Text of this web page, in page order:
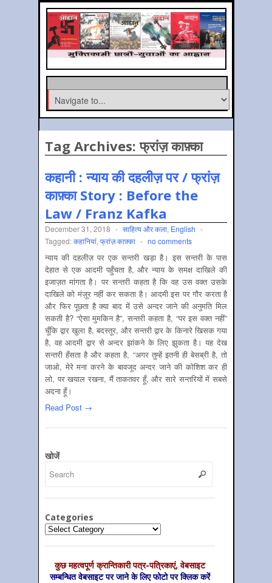
Tag Archives:फ्रांज़ काफ़्का
कहानी : न्याय की दहलीज़ पर / फ्रांज़
काफ़्का Story : Before the
Law / Franz Kafka
December 31, 2018 - साहित्‍य और कला, English -
Tagged:कहानियां, फ्रांज़ काफ़्का - no comments
न्याय की दहलीज़ पर एक सन्तरी खड़ा है। इस सन्तरी के पास
देहात से एक आदमी पहुँचता है, और न्याय के समक्ष दाखिले की
इजाज़त मांगता है। पर सन्तरी कहता है कि वह उस वक्त उसके
दाखिले को मंज़ूर नहीं कर सकता है। आदमी इस पर गौर करता है
और फिर पूछता है क्या बाद में उसे अन्दर जाने की अनुमति मिल
सकती है? “ऐसा मुमकिन है”, सन्तरी कहता है, “पर इस वक्त नहीं”
चूँकि द्वार खुला है, बदस्तूर, और सन्तरी द्वार के किनारे खिसक गया
है, वह आदमी द्वार से अन्दर झांकने के लिए झुकता है। यह देख
सन्तरी हँसता है और कहता है, “अगर तुम्हें इतनी ही बेसब्री है, तो
जाओ, मेरे मना करने के बावजूद अन्दर जाने की कोशिश कर ही
लो, पर खयाल रखना, मैं ताकतवर हूँ, और सारे सन्तरियों में सबसे
अदना हूँ।
Read Post →
खोजें
Categories
Categories
कुछ महत्‍वपूर्ण क्रान्तिकारी पत्र-पत्रिकाएं, वेबसाइट
सम्‍बन्धित वेबसाइट पर जाने के लिए फोटो पर क्लिक करें